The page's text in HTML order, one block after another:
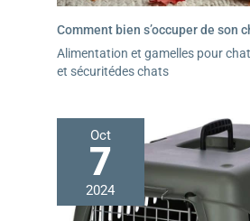
Comment bien s’occuper de son
Alimentation et gamelles pour chat
et sécuritédes chats
Oct
7
2024